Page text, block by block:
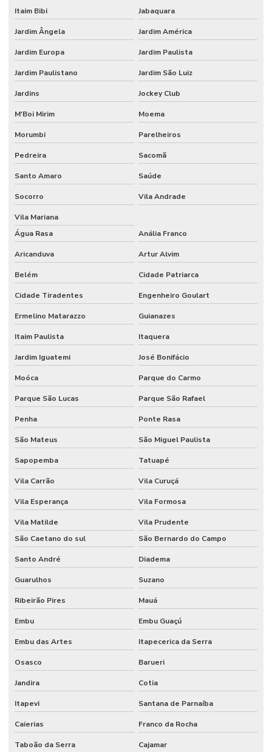
Empresa de consultoria tecnico de segurança do trabalho
Empresa de engenharia de segurança do trabalho
Empresa de higiene ocupacional
Empresa pgr
Empresa de segurança do trabalho
Empresa de segurança do trabalho sp
Empresa de tecnico de segurança do trabalho
Empresa terceirizada de bombeiro civil
Empresas de bombeiro civil
Empresas de consultoria em segurança do trabalho sp
Engenharia de segurança do trabalho consultoria
Fiscalização de paradas de manutenção
Formação em coaching de segurança do trabalho
Formação executiva em SST
Gerenciamento de paradas de manutenção
Gestão de produtos químicos
Gestão em saúde e segurança ocupacional
Gestão de segurança do trabalho
Higiene ocupacional e medicina do trabalho
Laudo pgr
LC-Learning Treinamentos
Licença para meio ambiente industrial
Nebosh igc
Pcmso nr 7
Pcmso preço
Pcmso segurança do trabalho
Perfil profissiográfico previdenciário ppp
Perícia médica trabalhista
Planejamento e implantação do pcmso
Ppra empresa prestadora de serviços
Itaim Bibi Jabaquara
Jardim Ângela Jardim América
Jardim Europa Jardim Paulista
Jardim Paulistano Jardim São Luiz
Jardins Jockey Club
M'Boi Mirim Moema
Morumbi Parelheiros
Pedreira Sacomã
Santo Amaro Saúde
Socorro Vila Andrade
Vila Mariana
Água Rasa
Anália Franco
Aricanduva Artur Alvim
Belém Cidade Patriarca
Cidade Tiradentes Engenheiro Goulart
Ermelino Matarazzo Guianazes
Itaim Paulista Itaquera
Jardim Iguatemi José Bonifácio
Moóca Parque do Carmo
Parque São Lucas Parque São Rafael
Penha Ponte Rasa
São Mateus São Miguel Paulista
Sapopemba Tatuapé
Vila Carrão Vila Curuçá
Vila Esperança Vila Formosa
Vila Matilde
Vila Prudente
São Caetano do sul
São Bernardo do Campo
Santo André Diadema
Guarulhos Suzano
Ribeirão Pires Mauá
Embu Embu Guaçú
Embu das Artes Itapecerica da Serra
Osasco Barueri
Jandira Cotia
Itapevi Santana de Parnaíba
Caierias Franco da Rocha
Taboão da Serra Cajamar